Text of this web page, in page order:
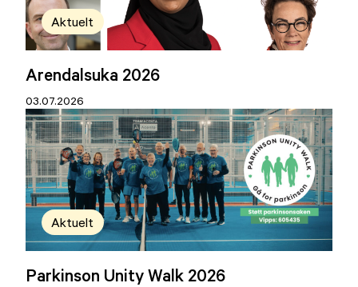
Aktuelt
Arendalsuka 2026
03.07.2026
Aktuelt
Parkinson Unity Walk 2026